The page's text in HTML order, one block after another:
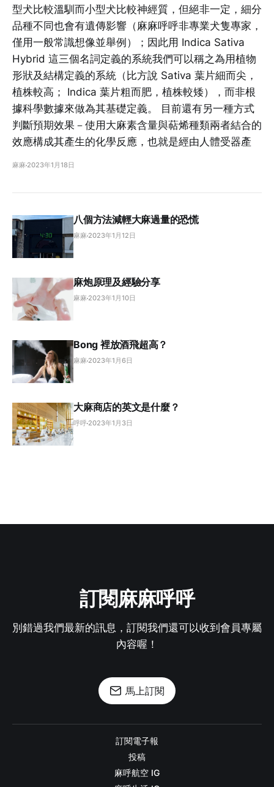
型犬比較溫馴而小型犬比較神經質，但絕非一定，細分
品種不同也會有遺傳影響（麻麻呼呼非專業犬隻專家，
僅用一般常識想像並舉例）；因此用 Indica Sativa
Hybrid 這三個名詞定義的系統我們可以稱之為用植物
形狀及結構定義的系統（比方說 Sativa 葉片細而尖，
植株較高； Indica 葉片粗而肥，植株較矮），而非根
據科學數據來做為其基礎定義。 目前還有另一種方式
判斷預期效果－使用大麻素含量與萜烯種類兩者結合的
效應構成其產生的化學反應，也就是經由人體受器產
麻麻 2023年1月18日
八個方法減輕大麻過量的恐慌
麻麻 2023年1月12日
麻炮原理及經驗分享
麻麻 2023年1月10日
Bong 裡放酒飛超高？
麻麻 2023年1月6日
大麻商店的英文是什麼？
呼呼 2023年1月3日
訂閱麻麻呼呼
別錯過我們最新的訊息，訂閱我們還可以收到會員專屬
內容喔！
馬上訂閱
訂閱電子報
投稿
麻呼航空 IG